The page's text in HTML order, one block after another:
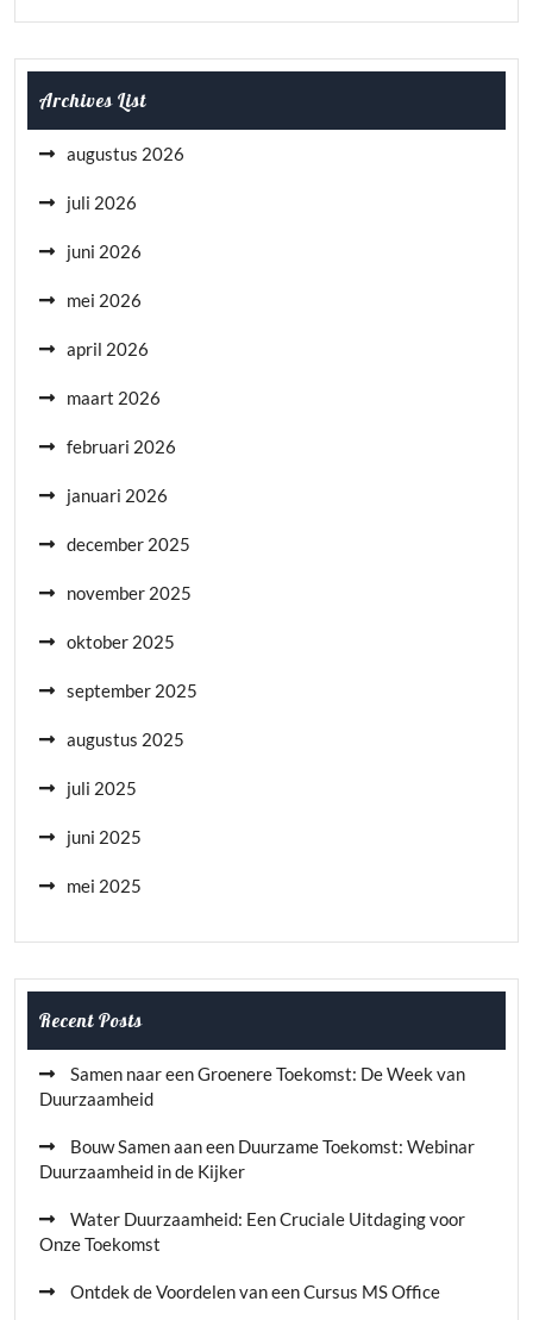
Archives List
augustus 2026
juli 2026
juni 2026
mei 2026
april 2026
maart 2026
februari 2026
januari 2026
december 2025
november 2025
oktober 2025
september 2025
augustus 2025
juli 2025
juni 2025
mei 2025
Recent Posts
Samen naar een Groenere Toekomst: De Week van
Duurzaamheid
Bouw Samen aan een Duurzame Toekomst: Webinar
Duurzaamheid in de Kijker
Water Duurzaamheid: Een Cruciale Uitdaging voor
Onze Toekomst
Ontdek de Voordelen van een Cursus MS Office